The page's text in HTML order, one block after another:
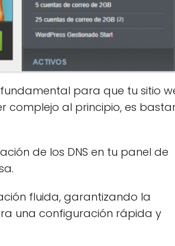
para que tu sitio
complejo al principio, es
de los DNS en tu panel de
fluida, garantizando la
una configuración rápida y